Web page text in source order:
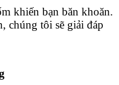
khiến bạn băn khoăn.
chúng tôi sẽ giải đáp